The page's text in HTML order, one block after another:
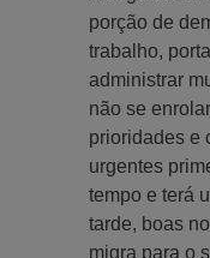
porção de
trabalho,
administrar
não se
prioridades e
urgentes
tempo e terá
tarde, boas
migra para o